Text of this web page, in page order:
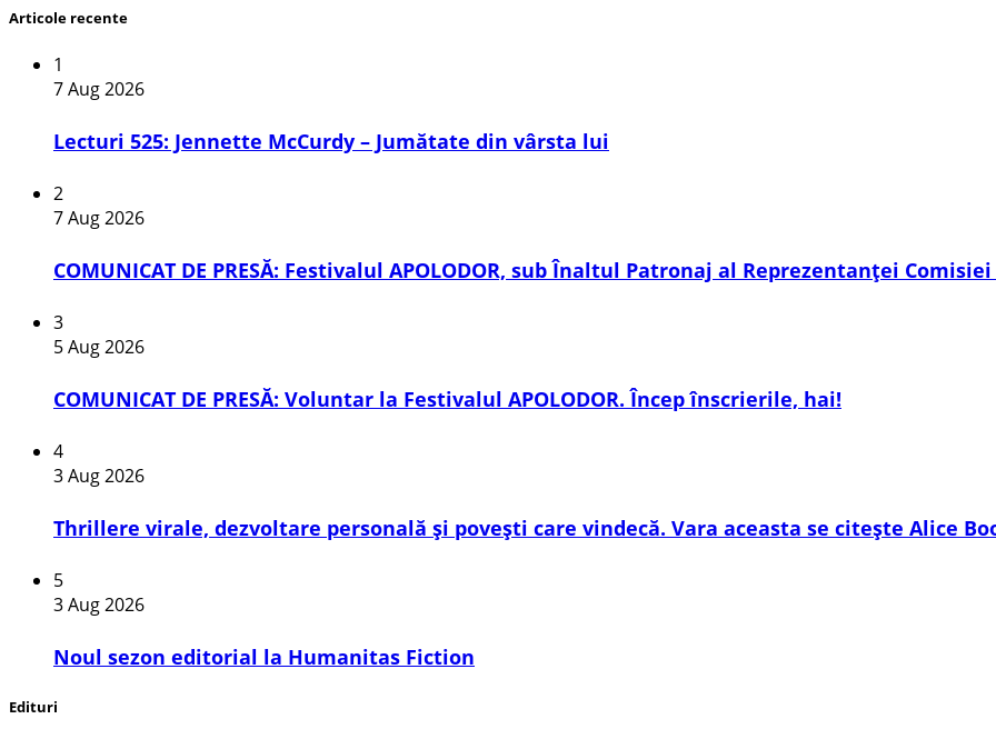
Articole recente
1
7 Aug 2026
Lecturi 525: Jennette McCurdy – Jumătate din vârsta lui
2
7 Aug 2026
COMUNICAT DE PRESĂ: Festivalul APOLODOR, sub Înaltul Patronaj al Reprezentanței
3
5 Aug 2026
COMUNICAT DE PRESĂ: Voluntar la Festivalul APOLODOR. Încep înscrierile, hai!
4
3 Aug 2026
Thrillere virale, dezvoltare personală și povești care vindecă. Vara aceasta se citește Alice
5
3 Aug 2026
​Noul sezon editorial la Humanitas Fiction
Edituri